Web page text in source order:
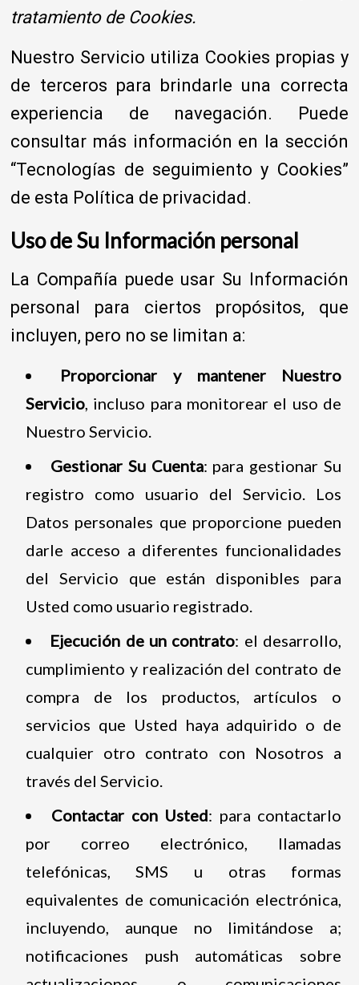
tratamiento de Cookies.
Nuestro Servicio utiliza Cookies propias y
de terceros para brindarle una correcta
experiencia de navegación. Puede
consultar más información en la sección
“Tecnologías de seguimiento y Cookies”
de esta Política de privacidad.
Uso de Su Información personal
La Compañía puede usar Su Información
personal para ciertos propósitos, que
incluyen, pero no se limitan a:
Proporcionar y mantener Nuestro
Servicio, incluso para monitorear el uso de
Nuestro Servicio.
Gestionar Su Cuenta: para gestionar Su
registro como usuario del Servicio. Los
Datos personales que proporcione pueden
darle acceso a diferentes funcionalidades
del Servicio que están disponibles para
Usted como usuario registrado.
Ejecución de un contrato: el desarrollo,
cumplimiento y realización del contrato de
compra de los productos, artículos o
servicios que Usted haya adquirido o de
cualquier otro contrato con Nosotros a
través del Servicio.
Contactar con Usted: para contactarlo
por correo electrónico, llamadas
telefónicas, SMS u otras formas
equivalentes de comunicación electrónica,
incluyendo, aunque no limitándose a;
notificaciones push automáticas sobre